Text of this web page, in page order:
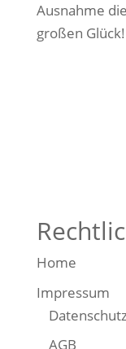
Ausnahme
großen Glück!
Home
Impressum
AGB